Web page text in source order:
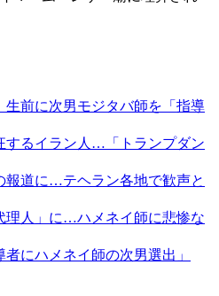
生前に次男モジタバ師を「指導
するイラン人…「トランプダン
報道に…テヘラン各地で歓声と
理人」に…ハメネイ師に悲惨な
者にハメネイ師の次男選出」